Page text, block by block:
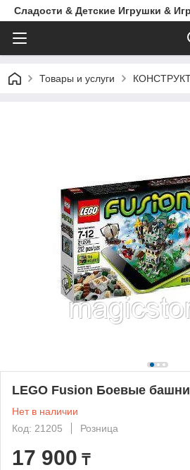
Сладости & Детские Игрушки &
Товары и услуги
LEGO Fusion Боевые башни
Нет в наличии
Код: 21205
Розница
17 900 ₸